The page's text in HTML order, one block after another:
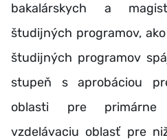
bakalárskych a
študijných programov,
študijných programov
stupeň s aprobáciou
oblasti pre primárne
vzdelávaciu oblasť pre